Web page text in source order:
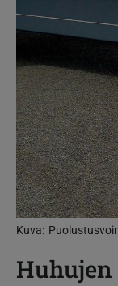
Kuva